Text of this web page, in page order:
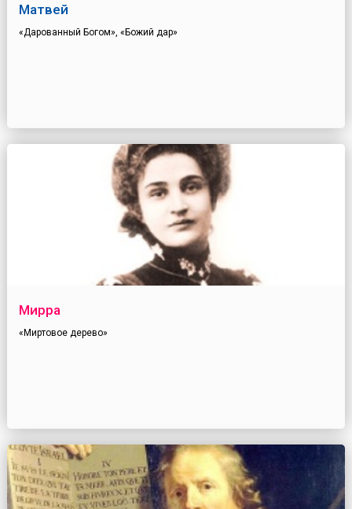
Матвей
«Дарованный Богом», «Божий дар»
Мирра
«Миртовое дерево»